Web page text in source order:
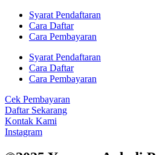
Syarat Pendaftaran
Cara Daftar
Cara Pembayaran
Syarat Pendaftaran
Cara Daftar
Cara Pembayaran
Cek Pembayaran
Daftar Sekarang
Kontak Kami
Instagram